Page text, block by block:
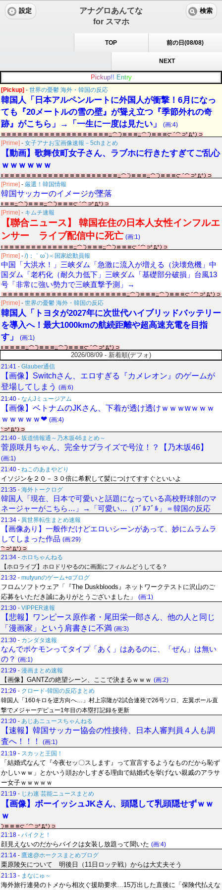
アナグロあんてな
for スマホ
設定 検索
TOP 前の日(08/08)
NEXT
Pic kup!! Entry
[Pickup] - 世界の憂鬱 海外・韓国の反応
韓国人「日本アルペンルートに外国人が衝撃！6月になっ
ても『20メートルの雪の壁』が聳え立つ『季節外れの奇
跡』がこちら」→「一生に一度は見たい」
(画:4)
[Prime] - 女子アナお宝画像速報－5chまとめ
【動画】歌舞伎町女子さん、ラブホに行きたすぎてご乱心
ｗｗｗｗｗｗ
[Prime] - 厳選！韓国情報
韓国サッカーのイメージが墜落
[Prime] - キムチ速報
【聯合ニュース】 韓国在住の日本人女性インフルエ
ンサー ライブ配信中に死亡 (画:1)
[Prime] - /)；｀ω´)＜国家総動員報
中国「大洪水！」三峡ダム「急激に流入が増える（決壊危機」中
国ダム「老朽化（耐久力低下」三峡ダム「基礎部分破損」台風13
号「非常に強い勢力で三峡直撃予測」→
[Prime] - 世界の憂鬱 海外・韓国の反応
韓国人「トヨタが2027年に次世代ハイブリッドバッテリー
を導入へ！最大1000kmの航続距離や超高速充電を目指
す」
(画:1)
2026/08/09 - 新着順(デフォ)
21:41 - Glauber通信
【画像】Switchさん、エロすぎる『カメレオン』のゲームが
登場してしまう (画:6)
21:40 - なんJミュージアム
【画像】ベトナムのJKさん、下着が透け透けｗｗｗwｗｗｗ
ｗｗｗｗｗ❤ (画:4)
21:40 - 坂道情報通～乃木坂46まとめ～
菅原咲月ちゃん、完全サプライズで号泣！？【乃木坂46】
(画:1)
21:40 - ねこのあまやどり
イソジンを２０－３０倍に希釈して髪につけてすすぐといいよ
21:35 - 海外トークログ
韓国人「現在、日本で可愛いと話題になっている高校野球部のマ
ネージャーがこちら…」→「可愛い…（ﾌﾞﾙﾌﾞﾙ」＝韓国の反応
21:34 - 異世界転生まとめ速報
【画像あり】一般作だけどエロいシーンがあって、妙にムラムラ
してしまった作品 (画:29)
21:34 - ホロちゃんねる
【ホロライブ】ホロドリやるのに画面にフィルムどうしてる？
21:32 - mutyunのゲーム+αブログ
フロムソフトウェア「『The Duskbloods』ネットワークテストに沢山のご
応募をいただき誠にありがとうございました」
(画:1)
21:30 - VIPPER速報
【悲報】ワンピース原作者・尾田栄一郎さん、他の人と同じ
「漫画家」という肩書きに不満 (画:3)
21:30 - カンダタ速報
なんでポケモンってタイプ「あく」はあるのに、「ぜん」は無い
の？ (画:1)
21:29 - 漫画まとめ速報
【画像】GANTZの絶望シーン、ここで決まるｗｗｗ (画:2)
21:26 - クロード-韓国の反応まとめ
韓国人「160キロを逆方向へ…」村上宗隆が2試合連発で26号ソロ、左翼ポール直
撃でメジャーデビュー1年目の本塁打記録を更新
21:20 - あじあニュースちゃんねる
【速報】韓国サッカー協会の性接待、日本人審判員４人も調
査へ！！！
(画:1)
21:19 - スカッと王国！
「結婚式なんて『今夜セッ〇スします』って宣言するようなものだから恥ず
かしいｗｗ」とかいう頭おかしすぎる理由で結婚式を挙げない親戚のアラサ
ー女子ｗｗｗｗｗ
21:19 - じわ速 芸能ニュースまとめ
【画像】ボーイッシュJKさん、頭隠して乳頭隠せずｗｗ
ｗ
21:18 - バイクと！
顔見えないのだからバイクは女装し放題って聞いた (画:4)
21:14 - 鷹速@ホークスまとめブログ
栗原陵矢について 明後日（11日ロッテ戦）からは大丈夫そう
21:13 - まなにゅ～
海外旅行連発のトメから相次ぐ援助要求…15万出した直後に「保険代払えな